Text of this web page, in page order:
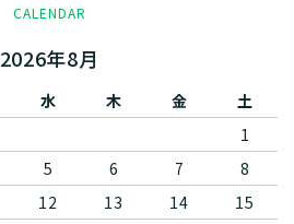
CALENDAR
2026年8月
水 木 金
土
1
5 6 7
8
12 13 14
15